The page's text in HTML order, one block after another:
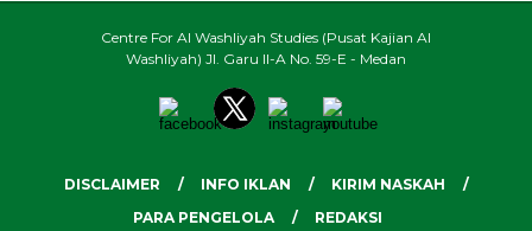
Centre For Al Washliyah Studies (Pusat Kajian Al
Washliyah) Jl. Garu II-A No. 59-E - Medan
DISCLAIMER INFO IKLAN
KIRIM NASKAH
PARA PENGELOLA
REDAKSI